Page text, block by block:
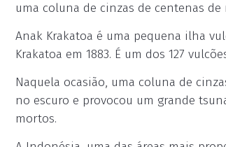
uma coluna de cinzas de centenas de
Anak Krakatoa é uma pequena ilha
Krakatoa em 1883. É um dos 127
Naquela ocasião, uma coluna de
no escuro e provocou um grande
mortos.